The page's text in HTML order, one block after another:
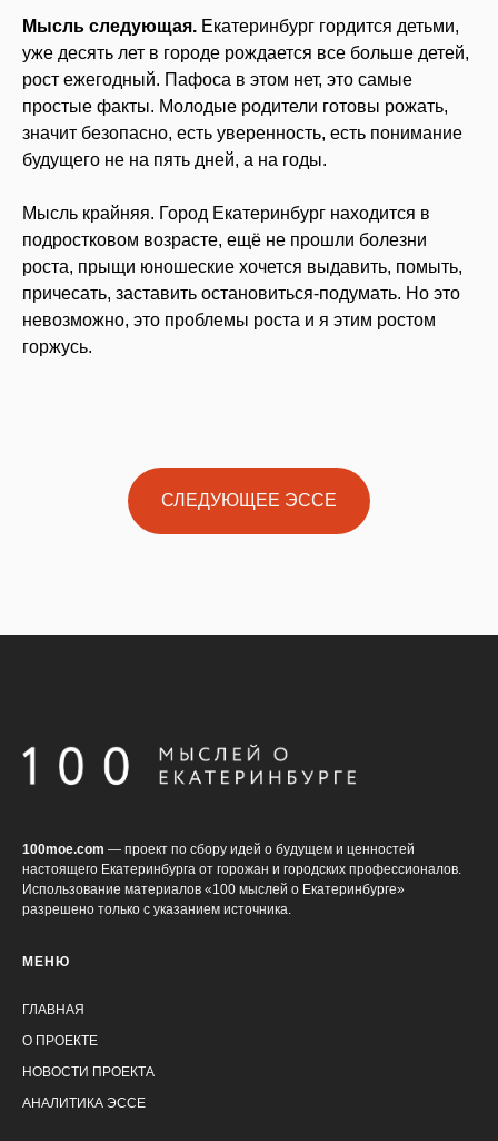
Мысль следующая. Екатеринбург гордится детьми,
уже десять лет в городе рождается все больше детей,
рост ежегодный. Пафоса в этом нет, это самые
простые факты. Молодые родители готовы рожать,
значит безопасно, есть уверенность, есть понимание
будущего не на пять дней, а на годы.
Мысль крайняя. Город Екатеринбург находится в
подростковом возрасте, ещё не прошли болезни
роста, прыщи юношеские хочется выдавить, помыть,
причесать, заставить остановиться-подумать. Но это
невозможно, это проблемы роста и я этим ростом
горжусь.
СЛЕДУЮЩЕЕ ЭССЕ
100moe.com — проект по сбору идей о будущем и ценностей
настоящего Екатеринбурга от горожан и городских профессионалов.
Использование материалов «100 мыслей о Екатеринбурге»
разрешено только с указанием источника.
МЕНЮ
ГЛАВНАЯ
О ПРОЕКТЕ
НОВОСТИ ПРОЕКТА
АНАЛИТИКА ЭССЕ